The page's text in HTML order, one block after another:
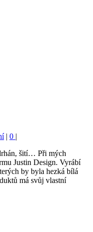
| 0 |
šití… Při mých
Justin Design. Vyrábí
by byla hezká bílá
má svůj vlastní